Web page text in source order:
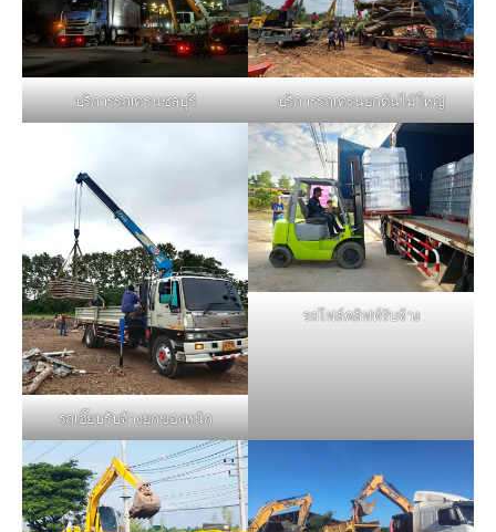
บริการรถเครนชลบุรี บริการรถเครนยกต้นไม้ใหญ่
รถเฮี๊ยบรับจ้างยกของหนัก
รถโฟล์คลิฟท์รับจ้าง